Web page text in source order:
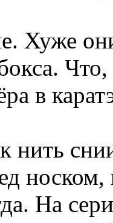
Хуже
в
нить
носком,
На